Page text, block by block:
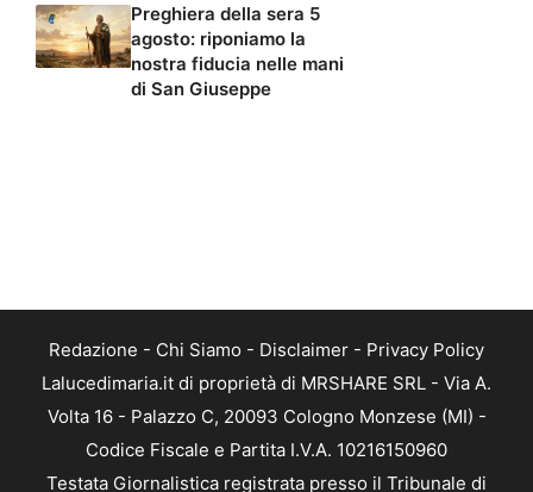
Preghiera della sera 5
agosto: riponiamo la
nostra fiducia nelle mani
di San Giuseppe
Redazione - Chi Siamo - Disclaimer - Privacy Policy
Lalucedimaria.it di proprietà di MRSHARE SRL - Via A.
Volta 16 - Palazzo C, 20093 Cologno Monzese (MI) -
Codice Fiscale e Partita I.V.A. 10216150960
Testata Giornalistica registrata presso il Tribunale di